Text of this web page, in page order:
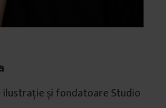
ilustrație și fondatoare Studio